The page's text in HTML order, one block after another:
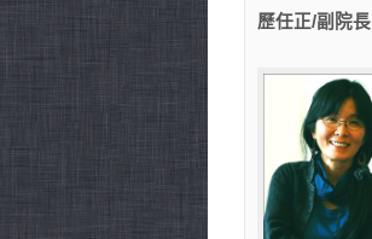
歷任正/副院長